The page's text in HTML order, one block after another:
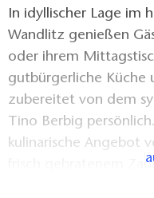
In idyllischer Lage im
Wandlitz genießen
oder ihrem
gutbürgerliche Küche
zubereitet von dem
Tino Berbig
kulinarische Angebot
frisch gebratenem